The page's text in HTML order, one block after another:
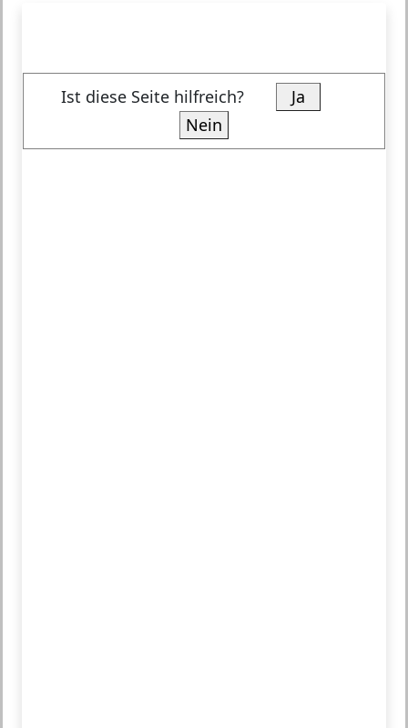
Ist diese Seite hilfreich?
Ja
Nein